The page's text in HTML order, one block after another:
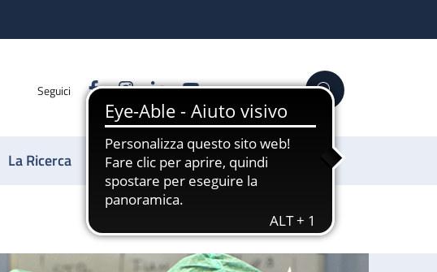
Seguici FacebookInstagram
LinkedinYouTube Cerca
La Ricerca Sostienici